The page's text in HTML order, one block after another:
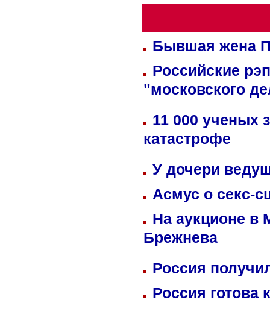
Бывшая жена
Российские
"московского
11 000 ученых
катастрофе
У дочери
Асмус о секс-
На аукционе в
Брежнева
Россия
Россия готова